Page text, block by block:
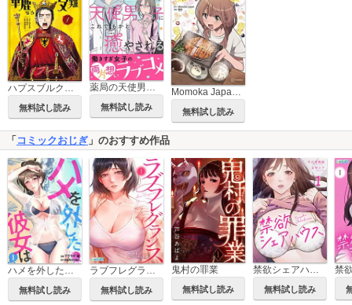
無料試し読み 無料試し読み
Momoka Japan 外国人が日本食を食べて感動が止まらない
無料試し読み
「 コミックおじぎ 」のおすすめ作品
無料試し読み 無料試し読み
鬼村の罪業
無料試し読み
禁欲シェアハウス
無料試し読み